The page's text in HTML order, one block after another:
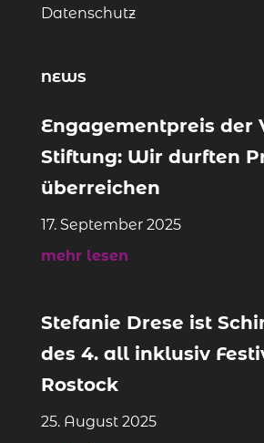
Datenschutz
NEWS
Engagementpreis der
Stiftung: Wir durften
überreichen
17. September 2025
mehr lesen
Stefanie Drese ist
des 4. all inklusiv
Rostock
25. August 2025